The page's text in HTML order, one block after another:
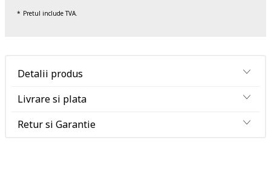
Pretul include TVA.
Detalii produs
Livrare si plata
Retur si Garantie